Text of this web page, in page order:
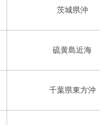
茨城県沖
硫黄島近海
千葉県東方沖